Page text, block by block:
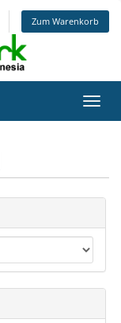
Zum Warenkorb